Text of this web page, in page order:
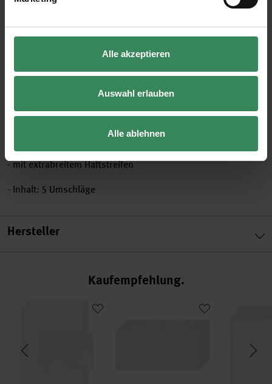
Alle akzeptieren
Auswahl erlauben
Alle ablehnen
unterstreicht. Die Packung enthält 5 Umschläge, die sich
lassen.
- Format: C5 (229 x 162 mm)
- Grammaturen: 100 g/m²
- bedruckbar mit Laser- und Tintenstrahldrucker
- mit extrabreitem Haftstreifen
- Inhalt: 5 Umschläge
Hersteller
Kaufempfehlung
Paper Poerty Luxury Karten A5Paper Poetry Luxury Umschläge DIN